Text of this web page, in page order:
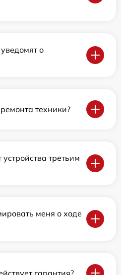
о
техники?
третьим
меня о ходе
гарантия?